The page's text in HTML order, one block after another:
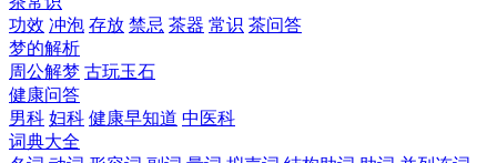
功效 冲泡 存放 禁忌 茶器 常识 茶问答
梦的解析
周公解梦 古玩玉石
健康问答
男科 妇科 健康早知道 中医科
词典大全